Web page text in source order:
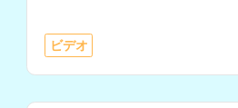
PTSD、自己理解、子育て等の
す。
ビデオ